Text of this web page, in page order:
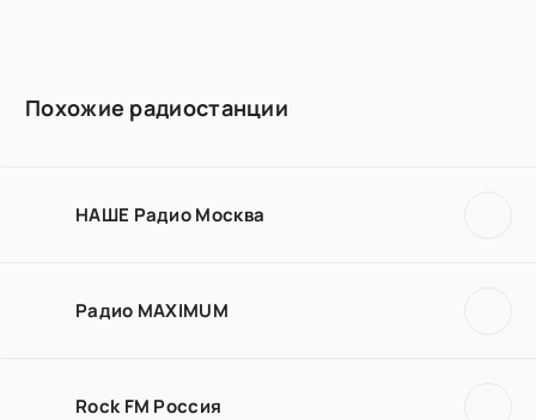
Похожие радиостанции
НАШЕ Радио Москва
Радио MAXIMUM
Rock FM Россия